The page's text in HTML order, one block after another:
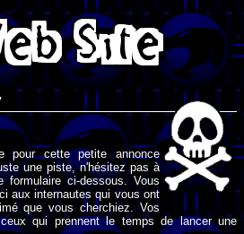
pour cette petite annonce
une piste, n'hésitez pas à
ci-dessous. Vous
aux internautes qui vous ont
que vous cherchiez. Vos
qui prennent le temps de lancer une